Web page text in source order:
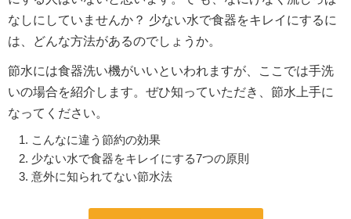
なしにしていませんか？ 少ない水で食器をキレイにするに
は、どんな方法があるのでしょうか。
節水には食器洗い機がいいといわれますが、ここでは手洗
いの場合を紹介します。ぜひ知っていただき、節水上手に
なってください。
こんなに違う節約の効果
少ない水で食器をキレイにする7つの原則
意外に知られてない節水法